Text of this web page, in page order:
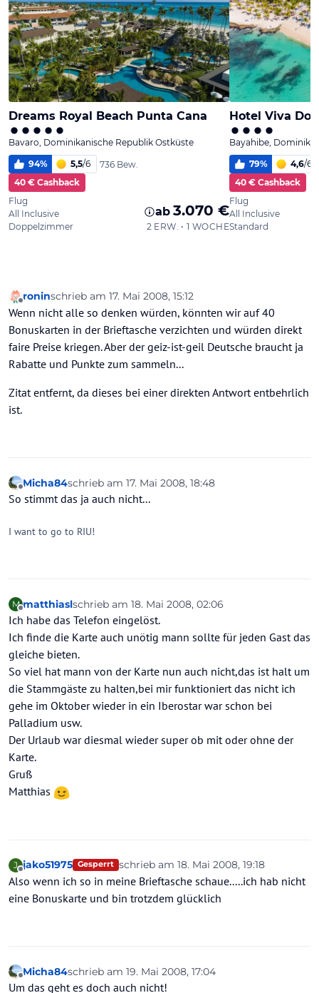
Offline
roninschrieb am 17. Mai 2008, 15:12
zuletzt editiert von
Wenn nicht alle so denken würden, könnten wir auf 40
Bonuskarten in der Brieftasche verzichten und würden direkt
faire Preise kriegen. Aber der geiz-ist-geil Deutsche braucht ja
Rabatte und Punkte zum sammeln...
Zitat entfernt, da dieses bei einer direkten Antwort entbehrlich
ist.
Offline
Micha84schrieb am 17. Mai 2008, 18:48
zuletzt editiert von
So stimmt das ja auch nicht...
I want to go to RIU!
M
Offline
matthiaslschrieb am 18. Mai 2008, 02:06
zuletzt editiert von
Ich habe das Telefon eingelöst.
Ich finde die Karte auch unötig mann sollte für jeden Gast das
gleiche bieten.
So viel hat mann von der Karte nun auch nicht,das ist halt um
die Stammgäste zu halten,bei mir funktioniert das nicht ich
gehe im Oktober wieder in ein Iberostar war schon bei
Palladium usw.
Der Urlaub war diesmal wieder super ob mit oder ohne der
Karte.
Gruß
Matthias
J
Offline
jako51975 Gesperrt schrieb am 18. Mai 2008, 19:18
zuletzt editiert von
Also wenn ich so in meine Brieftasche schaue.....ich hab nicht
eine Bonuskarte und bin trotzdem glücklich
Offline
Micha84schrieb am 19. Mai 2008, 17:04
zuletzt editiert von
Um das geht es doch auch nicht!